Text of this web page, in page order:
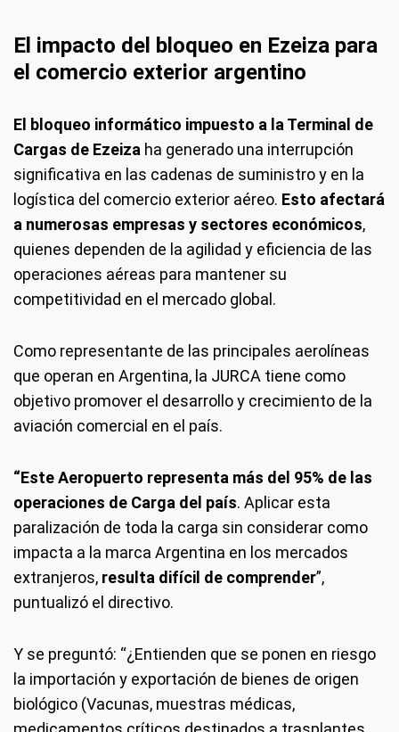
El impacto del bloqueo en Ezeiza para
el comercio exterior argentino
El bloqueo informático impuesto a la Terminal de
Cargas de Ezeiza ha generado una interrupción
significativa en las cadenas de suministro y en la
logística del comercio exterior aéreo. Esto afectará
a numerosas empresas y sectores económicos,
quienes dependen de la agilidad y eficiencia de las
operaciones aéreas para mantener su
competitividad en el mercado global.
Como representante de las principales aerolíneas
que operan en Argentina, la JURCA tiene como
objetivo promover el desarrollo y crecimiento de la
aviación comercial en el país.
“Este Aeropuerto representa más del 95% de las
operaciones de Carga del país. Aplicar esta
paralización de toda la carga sin considerar como
impacta a la marca Argentina en los mercados
extranjeros, resulta difícil de comprender”,
puntualizó el directivo.
Y se preguntó: “¿Entienden que se ponen en riesgo
la importación y exportación de bienes de origen
biológico (Vacunas, muestras médicas,